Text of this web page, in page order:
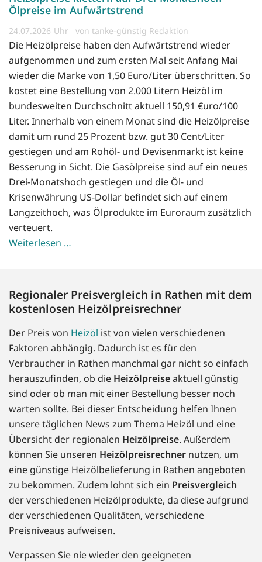
Ölpreise im Aufwärtstrend
24.07.2026 von tanke-günstig Redaktion
Die Heizölpreise haben den Aufwärtstrend wieder
aufgenommen und zum ersten Mal seit Anfang Mai
wieder die Marke von 1,50 Euro/Liter überschritten. So
kostet eine Bestellung von 2.000 Litern Heizöl im
bundesweiten Durchschnitt aktuell 150,91 €uro/100
Liter. Innerhalb von einem Monat sind die Heizölpreise
damit um rund 25 Prozent bzw. gut 30 Cent/Liter
gestiegen und am Rohöl- und Devisenmarkt ist keine
Besserung in Sicht. Die Gasölpreise sind auf ein neues
Drei-Monatshoch gestiegen und die Öl- und
Krisenwährung US-Dollar befindet sich auf einem
Langzeithoch, was Ölprodukte im Euroraum zusätzlich
verteuert.
Weiterlesen …
Regionaler Preisvergleich in Rathen mit dem
kostenlosen Heizölpreisrechner
Der Preis von Heizöl ist von vielen verschiedenen
Faktoren abhängig. Dadurch ist es für den
Verbraucher in Rathen manchmal gar nicht so einfach
herauszufinden, ob die Heizölpreiseaktuell günstig
sind oder ob man mit einer Bestellung besser noch
warten sollte. Bei dieser Entscheidung helfen Ihnen
unsere täglichen News zum Thema Heizöl und eine
Übersicht der regionalen Heizölpreise. Außerdem
können Sie unseren Heizölpreisrechner nutzen, um
eine günstige Heizölbelieferung in Rathen angeboten
zu bekommen. Zudem lohnt sich ein Preisvergleich
der verschiedenen Heizölprodukte, da diese aufgrund
der verschiedenen Qualitäten, verschiedene
Preisniveaus aufweisen.
Verpassen Sie nie wieder den geeigneten